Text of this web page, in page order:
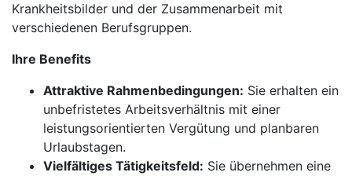
Krankheitsbilder und der Zusammenarbeit mit
verschiedenen Berufsgruppen.
Ihre Benefits
Attraktive Rahmenbedingungen: Sie erhalten ein
unbefristetes Arbeitsverhältnis mit einer
leistungsorientierten Vergütung und planbaren
Urlaubstagen.
Vielfältiges Tätigkeitsfeld: Sie übernehmen eine